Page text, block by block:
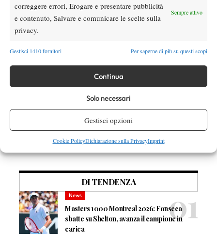
correggere errori, Erogare e presentare pubblicità
e contenuto, Salvare e comunicare le scelte sulla
privacy.
Sempre attivo
Gestisci 1410 fornitori Per saperne di più su questi scopi
Continua
Solo necessari
Gestisci opzioni
Cookie PolicyDichiarazione sulla PrivacyImprint
2 3-6 10/3.
TAGGED:Futures Internazionali di Padova Itf Itf Padova
Nessun commento
connessoper inviare un commento.
DI TENDENZA
News
Masters 1000 Montreal 2026: Fonseca
sbatte su Shelton, avanza il campione in
carica